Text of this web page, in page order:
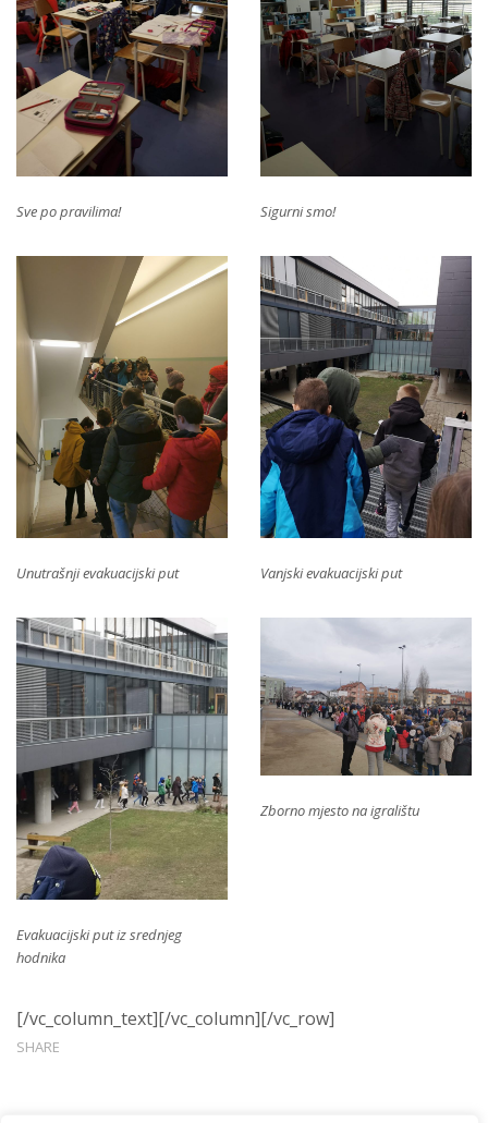
Sve po pravilima! Sigurni smo!
Unutrašnji evakuacijski put Vanjski evakuacijski put
Evakuacijski put iz srednjeg
hodnika
Zborno mjesto na igralištu
[/vc_column_text][/vc_column][/vc_row]
SHARE